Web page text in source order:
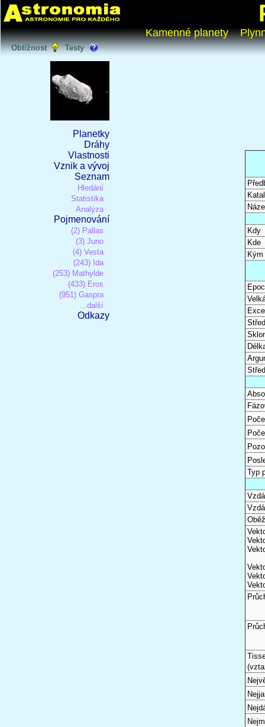
Kamenné planety
Obtížnost Testy
Planetky
Dráhy
Vlastnosti
Vznik a vývoj
Seznam
Hledání
Statistika
Analýza
Pojmenování
(2) Pallas
(3) Juno
(4) Vesta
(243) Ida
(253) Mathylde
(433) Eros
(951) Gaspra
...další
Odkazy
Kdy
Kde
Kým
Typ